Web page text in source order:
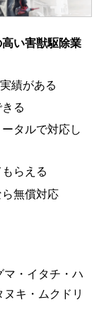
い害獣駆除業
績がある
る
タルで対応し
らえる
無償対応
マ・イタチ・ハ
キ・ムクドリ